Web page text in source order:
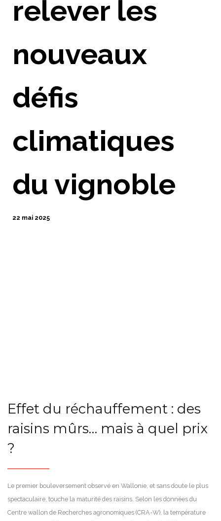
relever les
nouveaux
défis
climatiques
du vignoble
22 mai 2025
Effet du réchauffement : des
raisins mûrs… mais à quel prix
?
Le premier bouleversement observé en Wallonie, et sans doute le plus
spectaculaire, touche la maturité des raisins. Selon les données du
Centre wallon de Recherches agronomiques (CRA-W), la température